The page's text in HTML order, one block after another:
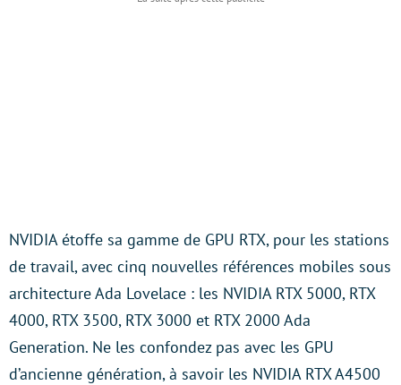
NVIDIA étoffe sa gamme de GPU RTX, pour les stations
de travail, avec cinq nouvelles références mobiles sous
architecture Ada Lovelace : les NVIDIA RTX 5000, RTX
4000, RTX 3500, RTX 3000 et RTX 2000 Ada
Generation. Ne les confondez pas avec les GPU
d’ancienne génération, à savoir les NVIDIA RTX A4500